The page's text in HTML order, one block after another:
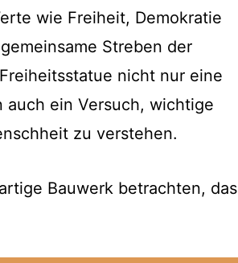
wie Freiheit, Demokratie
Streben der
nicht nur eine
auch ein Versuch, wichtige
zu verstehen.
Bauwerk betrachten, das